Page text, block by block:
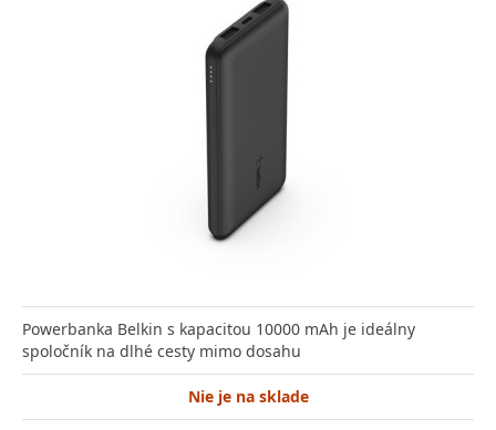
Powerbanka Belkin s kapacitou 10000 mAh je ideálny
spoločník na dlhé cesty mimo dosahu
Nie je na sklade